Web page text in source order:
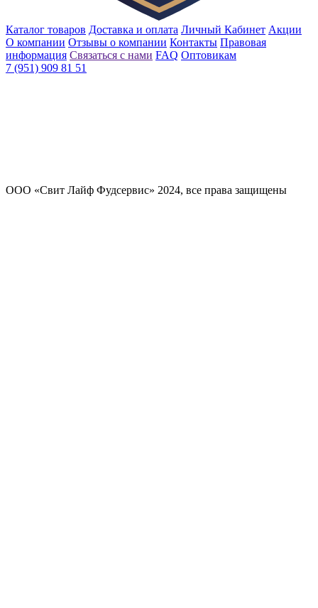
Каталог товаров Доставка и оплата Личный Кабинет Акции
О компании Отзывы о компании Контакты Правовая
информация Связаться с нами FAQ Оптовикам
7 (951) 909 81 51
ООО «Свит Лайф Фудсервис» 2024, все права защищены